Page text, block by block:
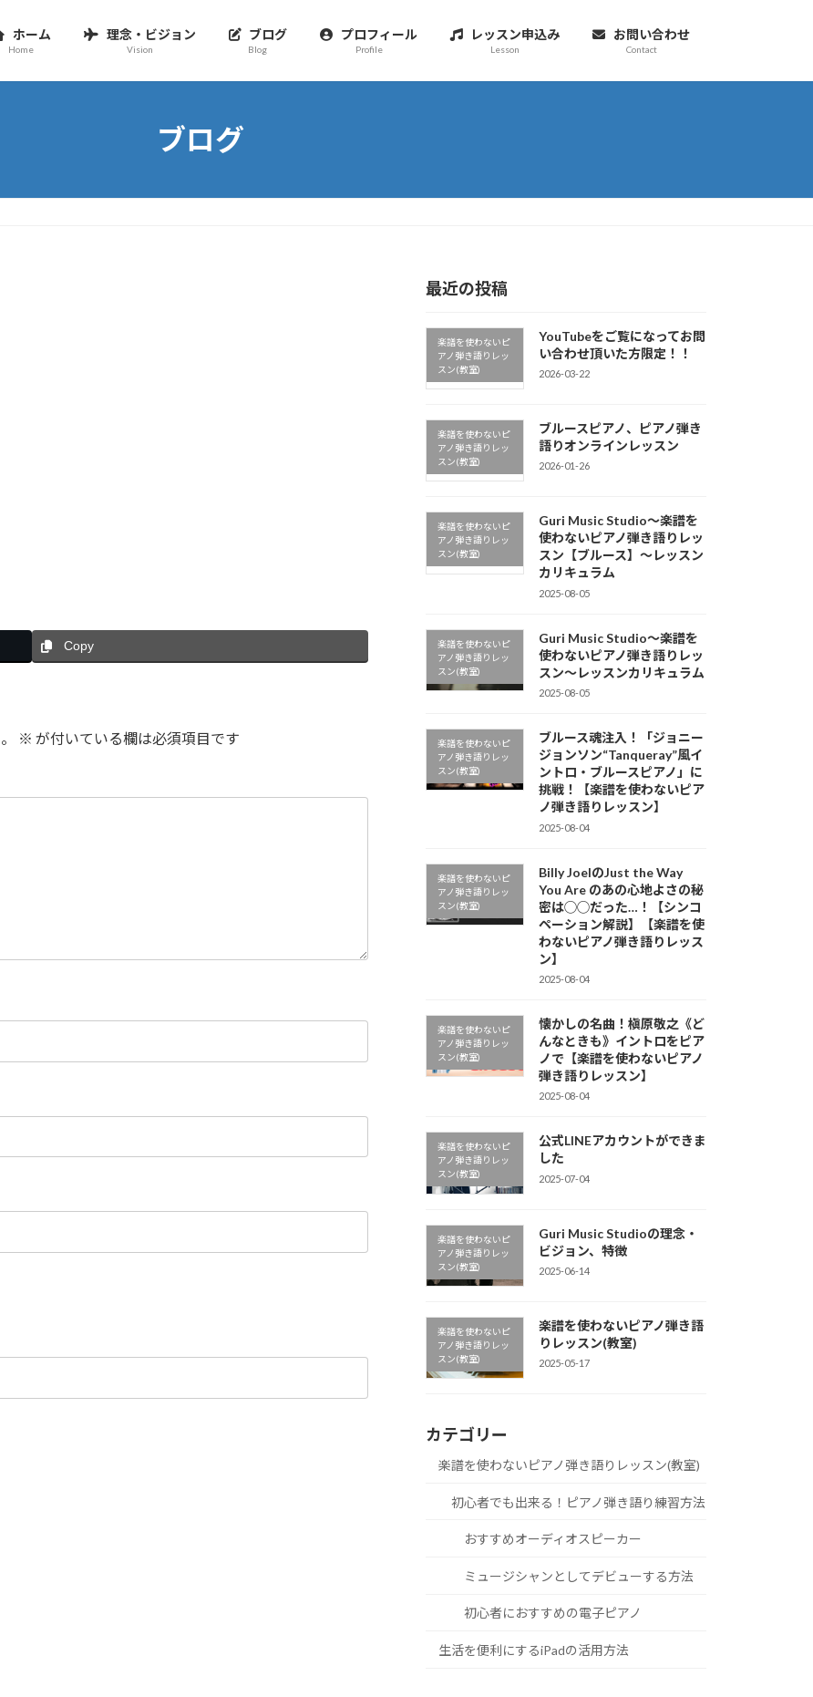
ホーム
Home
理念・ビジョン
Vision
ブログ
Blog
プロフィール
Profile
レッスン申込み
Lesson
お問い合わせ
Contact
ブログ
Copy
※ が付いている欄は必須項目です
最近の投稿
楽譜を使わないピ
アノ弾き語りレッ
スン(教室)
YouTubeをご覧になってお問
い合わせ頂いた方限定！！
2026-03-22
楽譜を使わないピ
アノ弾き語りレッ
スン(教室)
ブルースピアノ、ピアノ弾き
語りオンラインレッスン
2026-01-26
楽譜を使わないピ
アノ弾き語りレッ
スン(教室)
Guri Music Studio〜楽譜を
使わないピアノ弾き語りレッ
スン【ブルース】〜レッスン
カリキュラム
2025-08-05
楽譜を使わないピ
アノ弾き語りレッ
スン(教室)
Guri Music Studio〜楽譜を
使わないピアノ弾き語りレッ
スン〜レッスンカリキュラム
2025-08-05
楽譜を使わないピ
アノ弾き語りレッ
スン(教室)
ブルース魂注入！「ジョニー
ジョンソン“Tanqueray”風イ
ントロ・ブルースピアノ」に
挑戦！【楽譜を使わないピア
ノ弾き語りレッスン】
2025-08-04
楽譜を使わないピ
アノ弾き語りレッ
スン(教室)
Billy JoelのJust the Way
You Are のあの心地よさの秘
密は◯◯だった…！【シンコ
ペーション解説】【楽譜を使
わないピアノ弾き語りレッス
ン】
2025-08-04
楽譜を使わないピ
アノ弾き語りレッ
スン(教室)
懐かしの名曲！槇原敬之《ど
んなときも》イントロをピア
ノで【楽譜を使わないピアノ
弾き語りレッスン】
2025-08-04
楽譜を使わないピ
アノ弾き語りレッ
スン(教室)
公式LINEアカウントができま
した
2025-07-04
楽譜を使わないピ
アノ弾き語りレッ
スン(教室)
Guri Music Studioの理念・
ビジョン、特徴
2025-06-14
楽譜を使わないピ
アノ弾き語りレッ
スン(教室)
楽譜を使わないピアノ弾き語
りレッスン(教室)
2025-05-17
カテゴリー
楽譜を使わないピアノ弾き語りレッスン(教室)
初心者でも出来る！ピアノ弾き語り練習方法
おすすめオーディオスピーカー
ミュージシャンとしてデビューする方法
初心者におすすめの電子ピアノ
生活を便利にするiPadの活用方法